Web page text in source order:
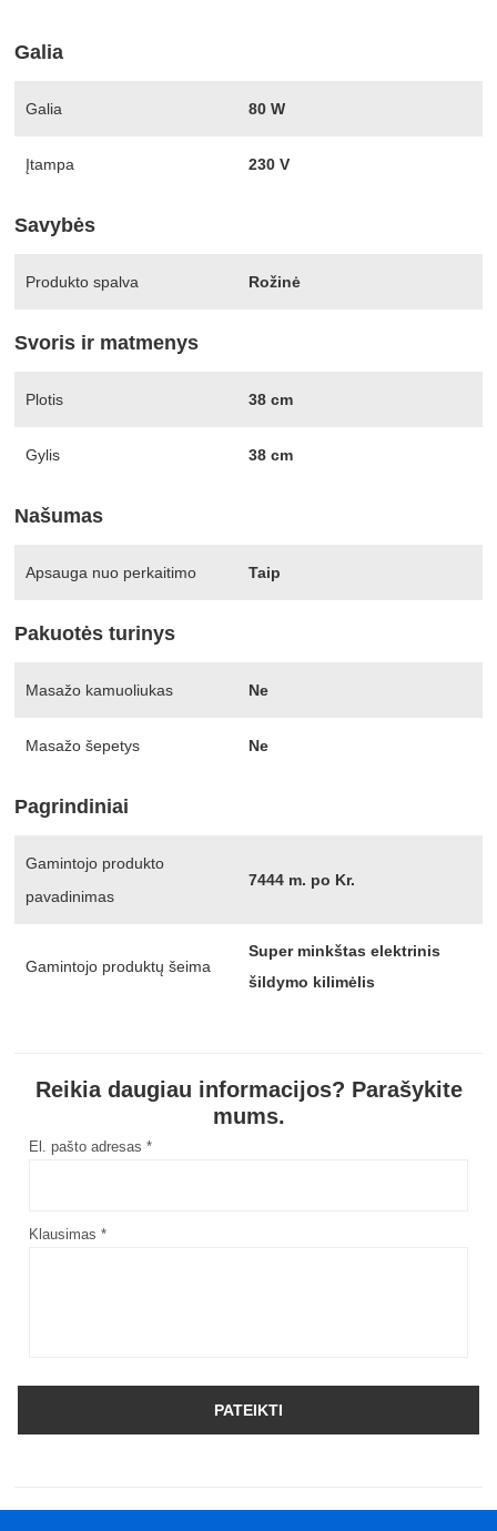
Galia
Galia 80 W
Įtampa 230 V
Savybės
Produkto spalva Rožinė
Svoris ir matmenys
Plotis 38 cm
Gylis 38 cm
Našumas
Apsauga nuo perkaitimo Taip
Pakuotės turinys
Masažo kamuoliukas Ne
Masažo šepetys Ne
Pagrindiniai
Gamintojo produkto
pavadinimas
7444 m. po Kr.
Gamintojo produktų šeima
Super minkštas elektrinis
šildymo kilimėlis
Reikia daugiau informacijos? Parašykite
mums.
El. pašto adresas *
Klausimas *
PATEIKTI